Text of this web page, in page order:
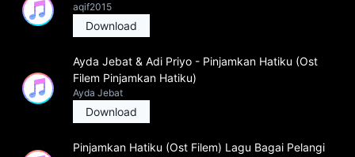
aqif2015
Download
Ayda Jebat & Adi Priyo - Pinjamkan Hatiku (Ost
Filem Pinjamkan Hatiku)
Ayda Jebat
Download
Pinjamkan Hatiku (Ost Filem) Lagu Bagai Pelangi